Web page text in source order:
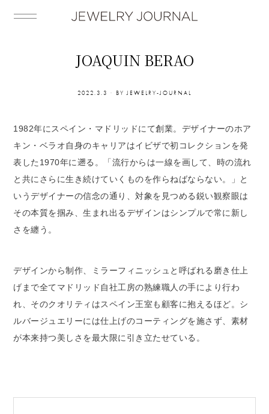
JOAQUIN BERAO
2022.3.3 BY JEWELRY-JOURNAL
1982年にスペイン・マドリッドにて創業。デザイナーのホア
キン・ベラオ自身のキャリアはイビザで初コレクションを発
表した1970年に遡る。「流行からは一線を画して、時の流れ
と共にさらに生き続けていくものを作らねばならない。」と
いうデザイナーの信念の通り、対象を見つめる鋭い観察眼は
その本質を掴み、生まれ出るデザインはシンプルで常に新し
さを纏う。
デザインから制作、ミラーフィニッシュと呼ばれる磨き仕上
げまで全てマドリッド自社工房の熟練職人の手により行わ
れ、そのクオリティはスペイン王室も顧客に抱えるほど。シ
ルバージュエリーには仕上げのコーティングを施さず、素材
が本来持つ美しさを最大限に引き立たせている。